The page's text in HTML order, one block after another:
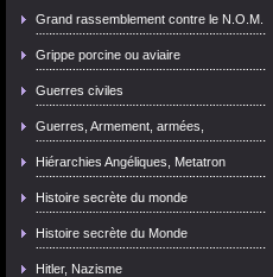
Grand rassemblement contre le N.O.M.
Grippe porcine ou aviaire
Guerres civiles
Guerres, Armement, armées,
Hiérarchies Angéliques, Metatron
Histoire secrète du monde
Histoire secrète du Monde
Hitler, Nazisme